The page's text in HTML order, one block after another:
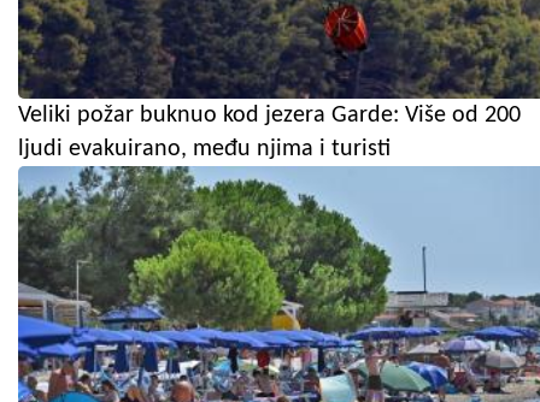
Veliki požar buknuo kod jezera Garde: Više od 200
ljudi evakuirano, među njima i turisti